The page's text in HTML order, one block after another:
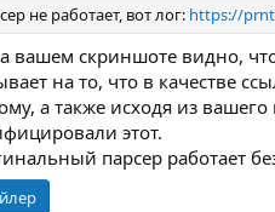
не работает, вот лог: https://
вашем скриншоте видно,
на то, что в качестве
а также исходя из
этот.
парсер работает